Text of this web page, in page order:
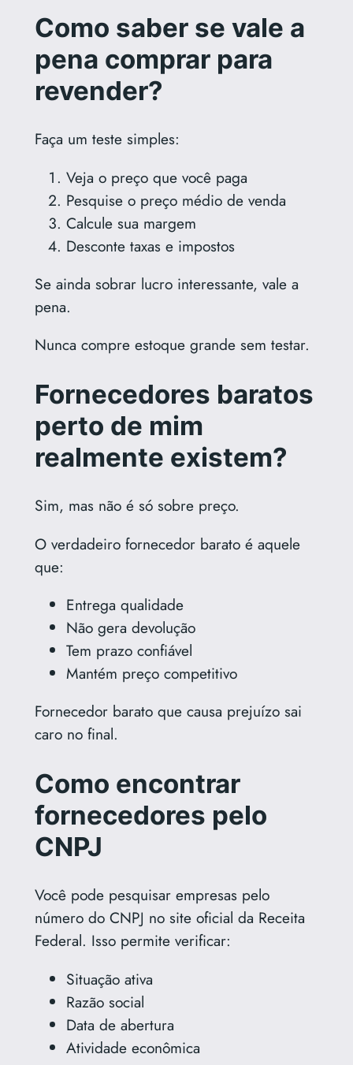
Como saber se vale a
pena comprar para
revender?
Faça um teste simples:
Veja o preço que você paga
Pesquise o preço médio de venda
Calcule sua margem
Desconte taxas e impostos
Se ainda sobrar lucro interessante, vale a
pena.
Nunca compre estoque grande sem testar.
Fornecedores baratos
perto de mim
realmente existem?
Sim, mas não é só sobre preço.
O verdadeiro fornecedor barato é aquele
que:
Entrega qualidade
Não gera devolução
Tem prazo confiável
Mantém preço competitivo
Fornecedor barato que causa prejuízo sai
caro no final.
Como encontrar
fornecedores pelo
CNPJ
Você pode pesquisar empresas pelo
número do CNPJ no site oficial da Receita
Federal. Isso permite verificar:
Situação ativa
Razão social
Data de abertura
Atividade econômica